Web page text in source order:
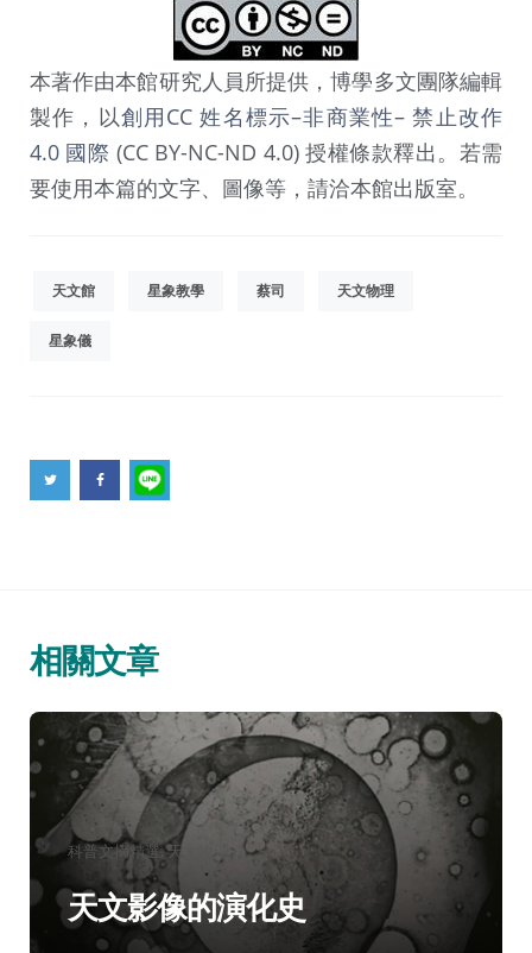
本著作由本館研究人員所提供，博學多文團隊編輯
製作，以創用CC 姓名標示–非商業性– 禁止改作
4.0 國際 (CC BY-NC-ND 4.0) 授權條款釋出。若需
要使用本篇的文字、圖像等，請洽本館出版室。
天文館 星象教學 蔡司 天文物理
星象儀
相關文章
分
類：
科普文摘精選 天文物理
天文影像的演化史